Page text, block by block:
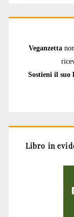
Veganzetta
Sostieni il suo
Libro in